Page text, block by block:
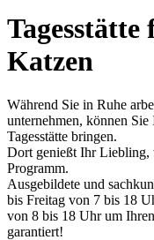
Katzen
Während Sie in Ruhe
unternehmen, können
Tagesstätte bringen.
Dort genießt Ihr Liebling,
Programm.
Ausgebildete und
bis Freitag von 7 bis 18
von 8 bis 18 Uhr um
garantiert!